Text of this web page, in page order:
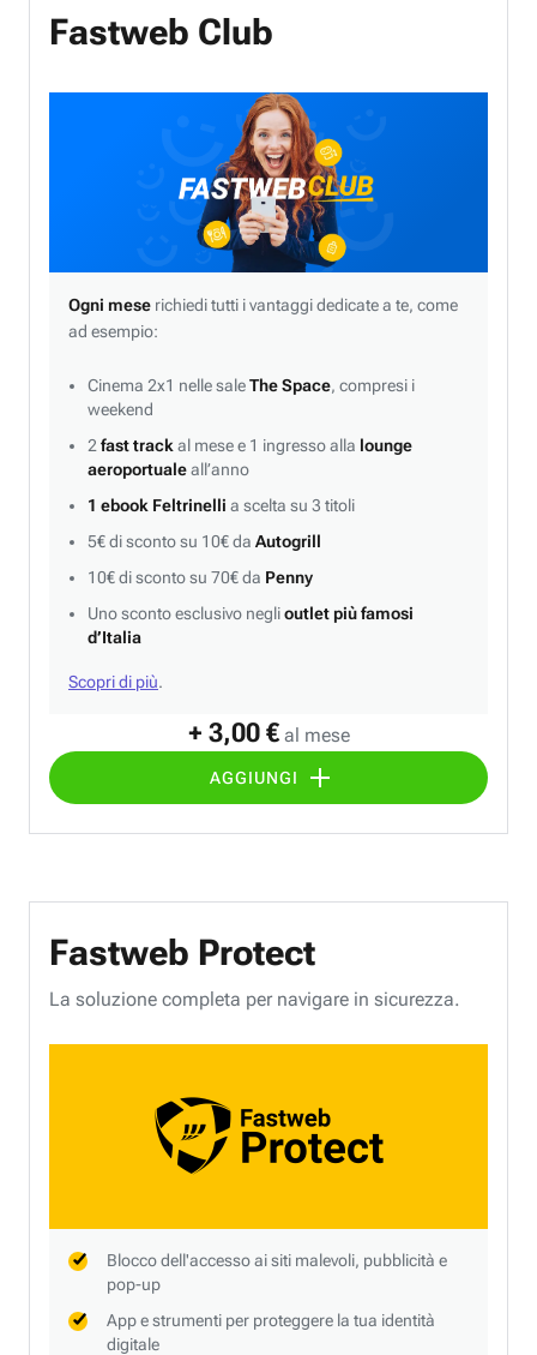
Fastweb Club
+ 3,00 € al mese
AGGIUNGI
Ogni mese richiedi tutti i vantaggi dedicate a te, come
ad esempio:
Cinema 2x1 nelle saleThe Space, compresi i
weekend
2 fast track al mese e 1 ingresso alla lounge
aeroportualeall’anno
1 ebook Feltrinelli a scelta su 3 titoli
5€ di sconto su 10€ da Autogrill
10€ di sconto su 70€ da Penny
Uno sconto esclusivo neglioutlet più famosi
d’Italia
Scopri di più.
Fastweb Protect
La soluzione completa per navigare in sicurezza.
Blocco dell'accesso ai siti malevoli, pubblicità e
pop-up
App e strumenti per proteggere la tua identità
digitale